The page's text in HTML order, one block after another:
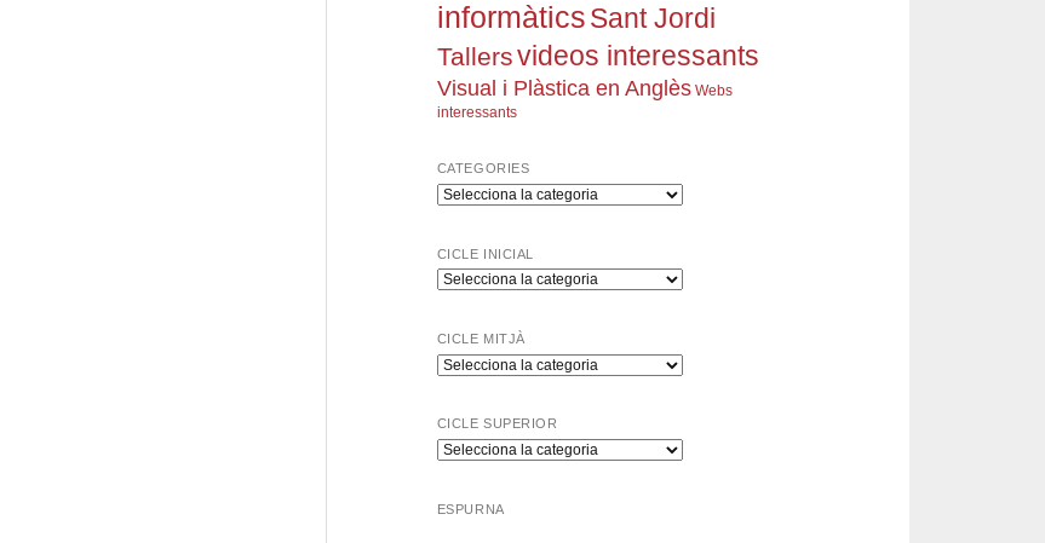
informàtics Sant Jordi
Tallersvideos interessants
Visual i Plàstica en Anglès Webs
interessants
CATEGORIES
Categories
CICLE INICIAL
Cicle
CICLE MITJÀ
Cicle
CICLE SUPERIOR
Cicle
ESPURNA